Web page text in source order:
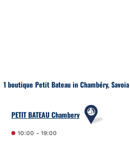
1 boutique Petit Bateau in Chambéry, Savoia
PETIT BATEAU Chambery
10:00 - 19:00